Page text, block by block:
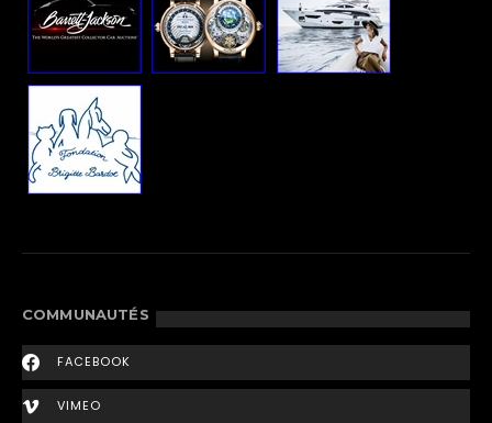
COMMUNAUTÉS
FACEBOOK
VIMEO